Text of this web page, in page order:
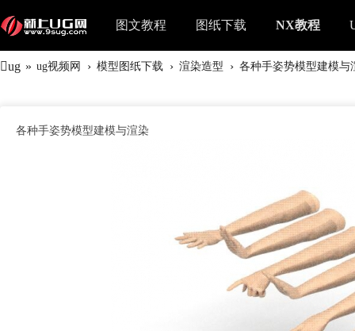
图文教程 图纸下载 NX教程
ug » ug视频网 › 模型图纸下载 › 渲染造型 › 各种手姿势模型建模与
各种手姿势模型建模与渲染